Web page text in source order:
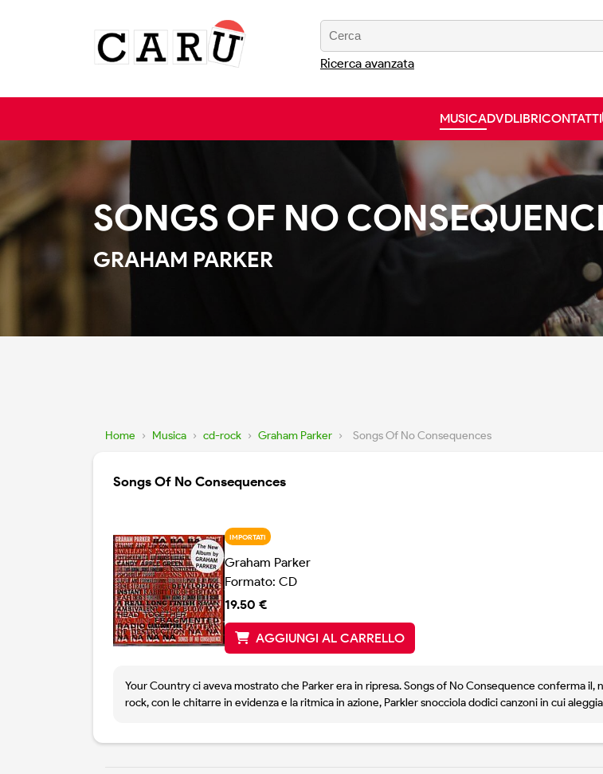
Ricerca avanzata
MUSICADVDLIBRICONTATTI
SONGS OF NO
GRAHAM PARKER
Home › Musica › cd-rock › Graham Parker › Songs Of No Consequences
Songs Of No Consequences
IMPORTATI
Graham Parker
Formato: CD
19.50 €
AGGIUNGI AL CARRELLO
Your Country ci aveva mostrato che Parker era in ripresa. Songs of No Consequence conferma
rock, con le chitarre in evidenza e la ritmica in azione, Parkler snocciola dodici canzoni in cui